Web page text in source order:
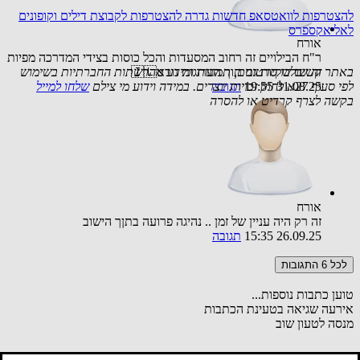
להצטרפות לוואטסאפ חדשות גדרה להצטרפות לקבוצת דילים וקופונים
לאליאקספרס
באתר זה שולבו סרטונים, תמונות ומידע מהרשתות החברתיות בשימוש
לפי סעיף 27א לחוק זכויות יוצרים. במידה וידוע מי צילם
שלחו למייל
בקשה לצרף קרדיט או להסרה
אורח
ר"ח הבילויים זה רחוב המסעדות והכל כוסות בצידי המדרכה מפיות
קשים שקיות גם תוך הערוגות נורא🇮🇱
31.08.25 19:55
תגובה
אורח
זה רק היה עניין של זמן .. נהיגה פרועה בתןך הישוב
26.09.25 15:35
תגובה
לכל 6 התגובות
טוען כתבות נוספות...
אירעה שגיאה בטעינת הכתבות
מנסה לטעון שוב